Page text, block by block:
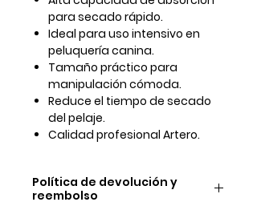
para secado rápido.
Ideal para uso intensivo en
peluquería canina.
Tamaño práctico para
manipulación cómoda.
Reduce el tiempo de secado
del pelaje.
Calidad profesional Artero.
Política de devolución y
reembolso